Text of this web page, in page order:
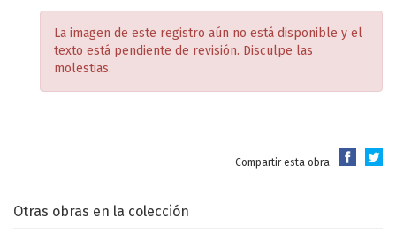
La imagen de este registro aún no está disponible y el
texto está pendiente de revisión. Disculpe las
molestias.
Compartir esta obra
Otras obras en la colección